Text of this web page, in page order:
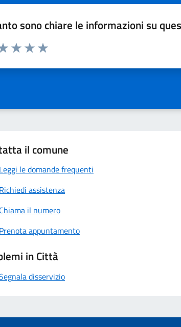
sono chiare le informazioni su
da 1 a 5 stelle la pagina
il comune
Leggi le domande frequenti
Richiedi assistenza
Chiama il numero
Prenota appuntamento
in Città
disservizio